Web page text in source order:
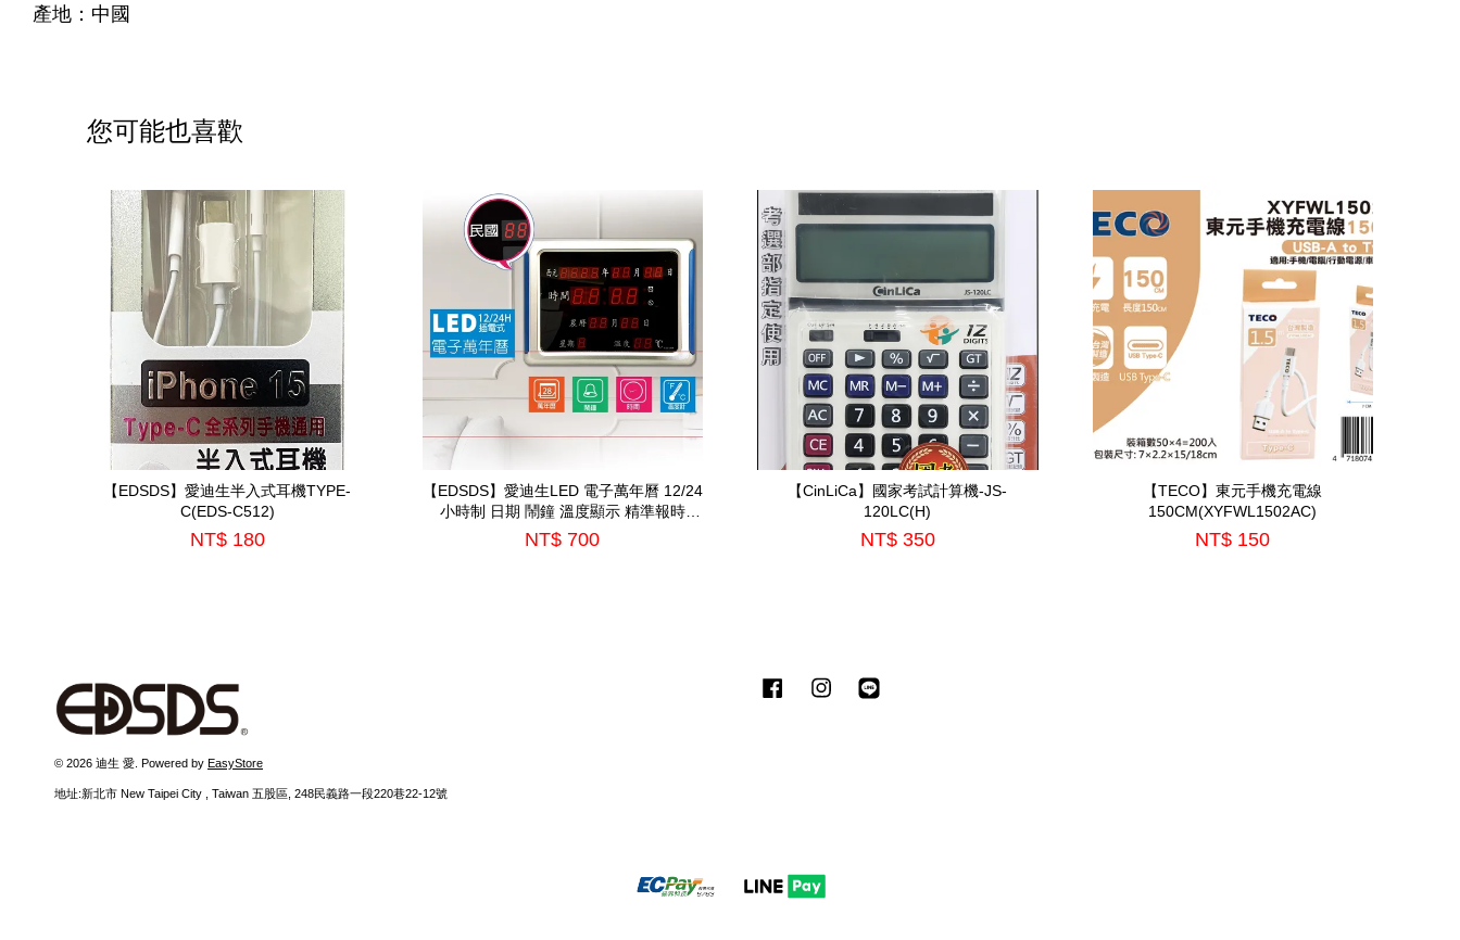
產地：中國
您可能也喜歡
【EDSDS】愛迪生半入式耳機TYPE-
C(EDS-C512)
NT$ 180
【EDSDS】愛迪生LED 電子萬年曆 12/24
小時制 日期 鬧鐘 溫度顯示 精準報時
(EDS-A08)
NT$ 700
【CinLiCa】國家考試計算機-JS-
120LC(H)
NT$ 350
【TECO】東元手機充電線
150CM(XYFWL1502AC)
NT$ 150
© 2026 迪生 愛. Powered by EasyStore
地址:新北市 New Taipei City , Taiwan 五股區, 248民義路一段220巷22-12號
Facebook Instagram